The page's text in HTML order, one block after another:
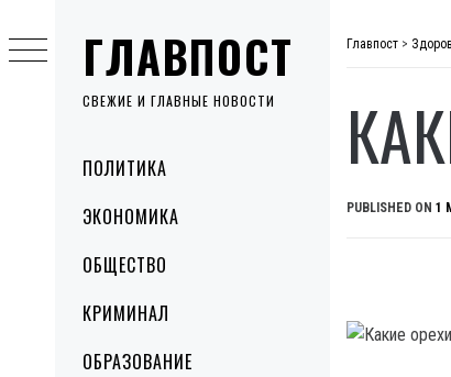
ГЛАВПОСТ
СВЕЖИЕ И ГЛАВНЫЕ НОВОСТИ
MenuПОЛИТИКА
ЭКОНОМИКА
ОБЩЕСТВО
КРИМИНАЛ
ОБРАЗОВАНИЕ
to
content
Главпост >
PUBLISHED ON 1